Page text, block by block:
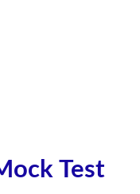
Test